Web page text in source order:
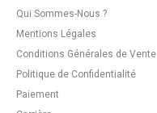
Qui Sommes-Nous ?
Mentions Légales
Conditions Générales de Vente
Politique de Confidentialité
Paiement